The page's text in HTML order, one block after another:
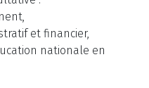
et financier,
nationale en